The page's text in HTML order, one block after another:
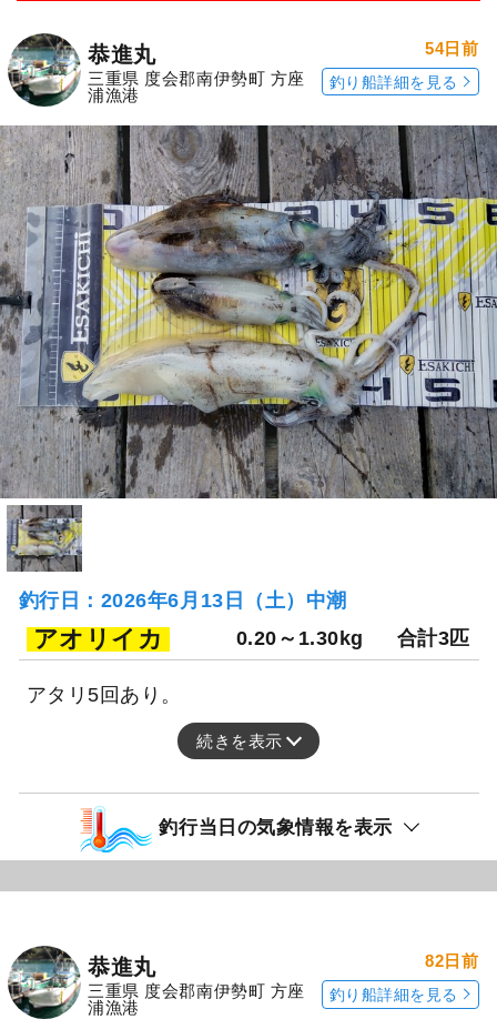
恭進丸
三重県 度会郡南伊勢町 方座
浦漁港
54日前
釣り船詳細を見る
釣行日：2026年6月13日（土）中潮
アオリイカ 0.20～1.30kg 合計3匹
アタリ5回あり。
続きを表示
釣行当日の気象情報を表示
恭進丸
三重県 度会郡南伊勢町 方座
浦漁港
82日前
釣り船詳細を見る